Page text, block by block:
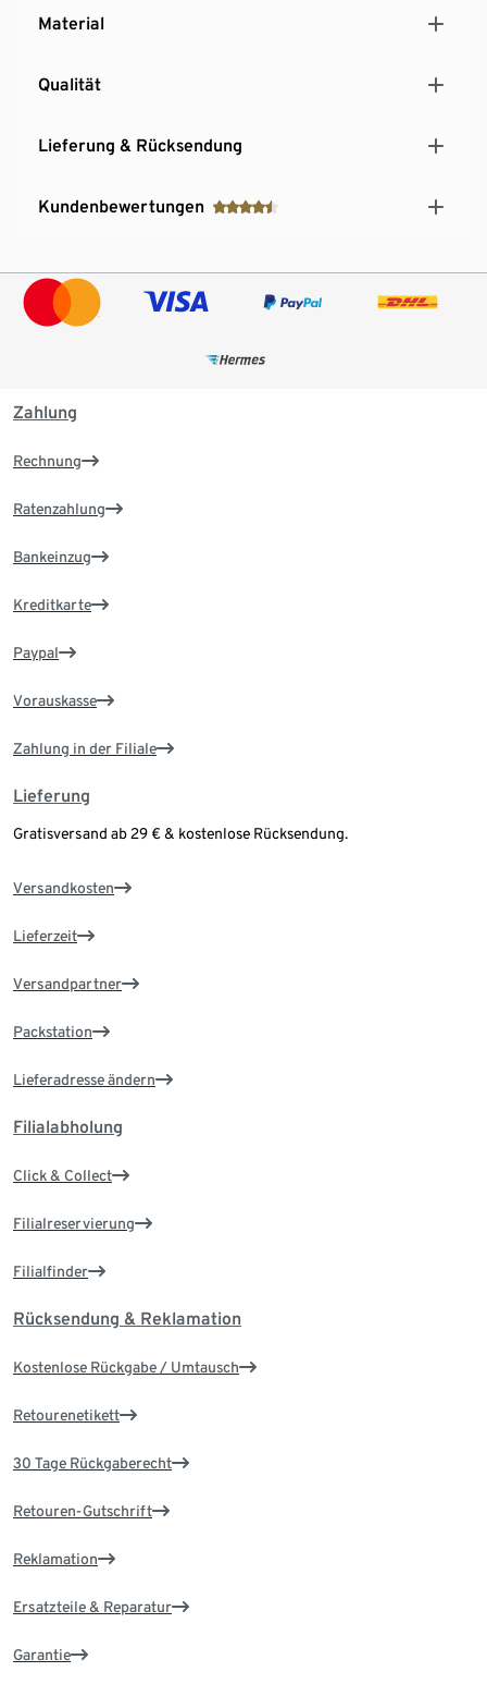
Material
Qualität
Lieferung & Rücksendung
Kundenbewertungen
Zahlung
Rechnung
Ratenzahlung
Bankeinzug
Kreditkarte
Paypal
Vorauskasse
Zahlung in der Filiale
Lieferung
Gratisversand ab 29 € & kostenlose Rücksendung.
Versandkosten
Lieferzeit
Versandpartner
Packstation
Lieferadresse ändern
Filialabholung
Click & Collect
Filialreservierung
Filialfinder
Rücksendung & Reklamation
Kostenlose Rückgabe / Umtausch
Retourenetikett
30 Tage Rückgaberecht
Retouren-Gutschrift
Reklamation
Ersatzteile & Reparatur
Garantie